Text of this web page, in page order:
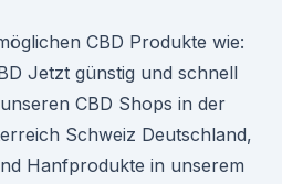
CBD Produkte wie:
Jetzt günstig und schnell
CBD Shops in der
Schweiz Deutschland,
Hanfprodukte in unserem